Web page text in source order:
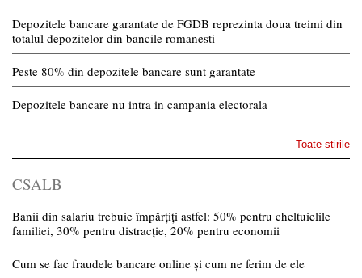
Depozitele bancare garantate de FGDB reprezinta doua treimi din
totalul depozitelor din bancile romanesti
Peste 80% din depozitele bancare sunt garantate
Depozitele bancare nu intra in campania electorala
Toate stirile
CSALB
Banii din salariu trebuie împărțiți astfel: 50% pentru cheltuielile
familiei, 30% pentru distracție, 20% pentru economii
Cum se fac fraudele bancare online și cum ne ferim de ele